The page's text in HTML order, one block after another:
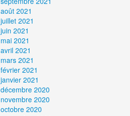
août 2021
juillet 2021
juin 2021
mai 2021
avril 2021
mars 2021
février 2021
janvier 2021
décembre 2020
novembre 2020
octobre 2020